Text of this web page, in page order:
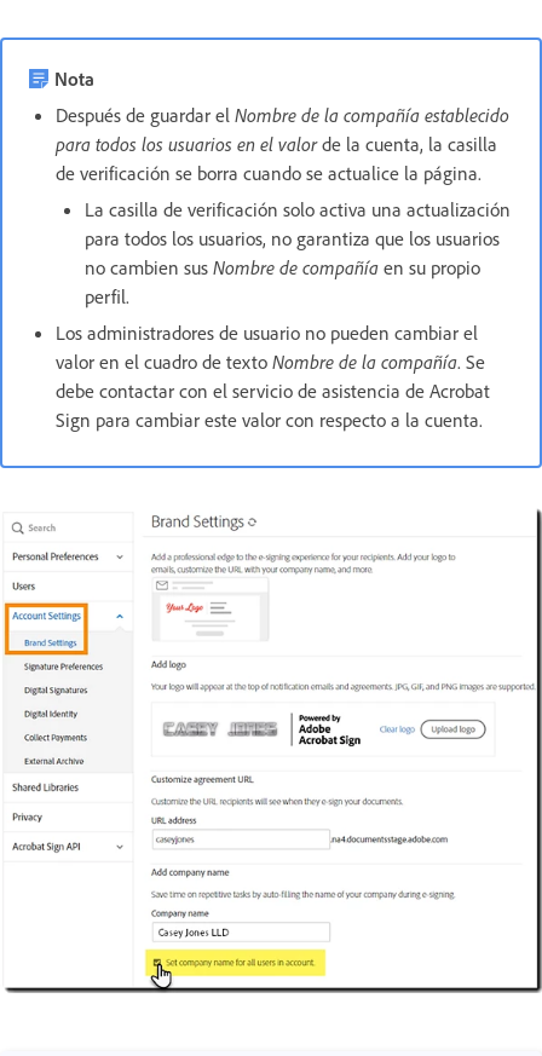
Nota
Después de guardar el Nombre de la compañía establecido
para todos los usuarios en el valorde la cuenta, la casilla
de verificación se borra cuando se actualice la página.
La casilla de verificación solo activa una actualización
para todos los usuarios, no garantiza que los usuarios
no cambien sus Nombre de compañía en su propio
perfil.
Los administradores de usuario no pueden cambiar el
valor en el cuadro de texto Nombre de la compañía. Se
debe contactar con el servicio de asistencia de Acrobat
Sign para cambiar este valor con respecto a la cuenta.